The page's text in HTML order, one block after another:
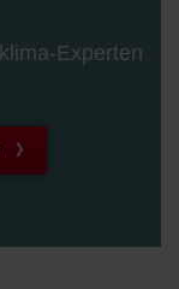
Experten